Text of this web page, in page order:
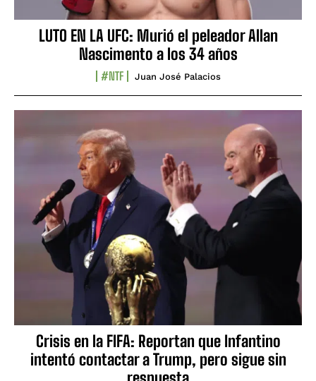
LUTO EN LA UFC: Murió el peleador Allan
Nascimento a los 34 años
#NTF Juan José Palacios
Crisis en la FIFA: Reportan que Infantino
intentó contactar a Trump, pero sigue sin